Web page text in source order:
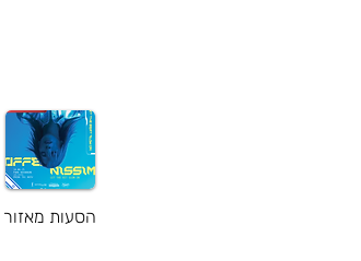
הסעות מאזור